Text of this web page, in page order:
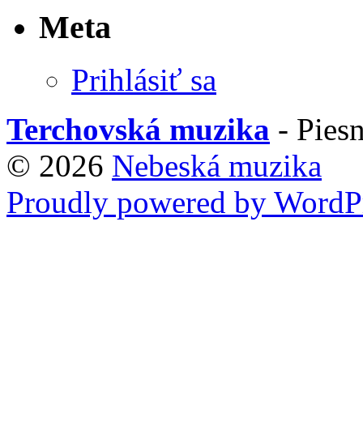
Meta
Prihlásiť sa
Terchovská muzika -
© 2026 Nebeská muzika
Proudly powered by